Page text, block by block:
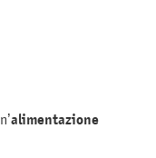
alimentazione